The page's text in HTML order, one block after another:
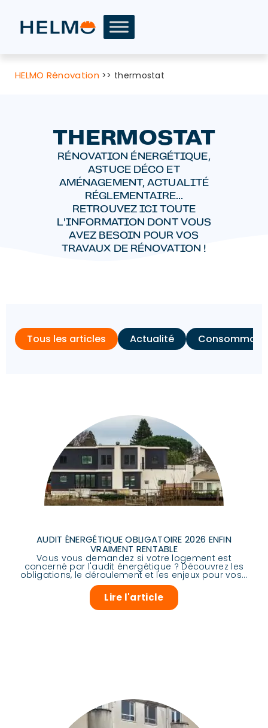
HELMO Rénovation>> thermostat
THERMOSTAT
RÉNOVATION ÉNERGÉTIQUE,
ASTUCE DÉCO ET
AMÉNAGEMENT, ACTUALITÉ
RÉGLEMENTAIRE...
RETROUVEZ ICI TOUTE
L'INFORMATION DONT VOUS
AVEZ BESOIN POUR VOS
TRAVAUX DE RÉNOVATION !
Actualité
Tous les articles
AUDIT ÉNERGÉTIQUE OBLIGATOIRE 2026 ENFIN
VRAIMENT RENTABLE
Vous vous demandez si votre logement est
concerné par l'audit énergétique ? Découvrez les
obligations, le déroulement et les enjeux pour vos...
Lire l'article